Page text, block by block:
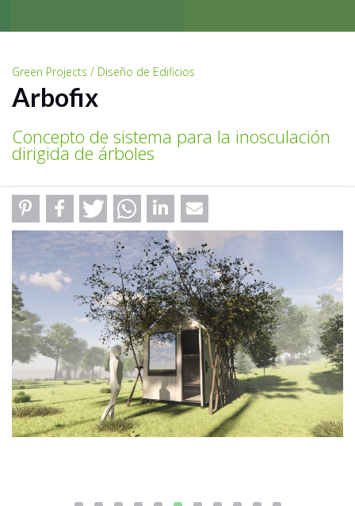
Green Projects / Diseño de Edificios
Arbofix
Concepto de sistema para la inosculación
dirigida de árboles